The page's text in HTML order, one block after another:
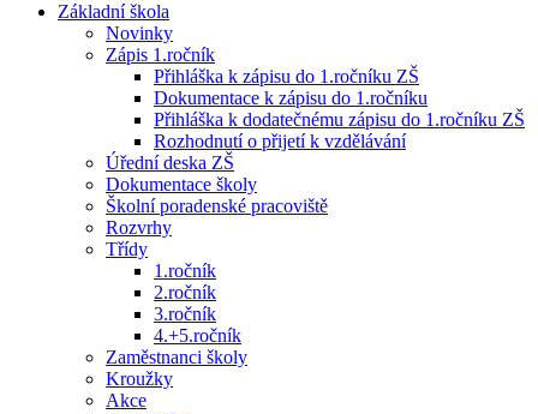
Základní škola
Novinky
Zápis 1.ročník
Přihláška k zápisu do 1.ročníku ZŠ
Dokumentace k zápisu do 1.ročníku
Přihláška k dodatečnému zápisu do 1.ročníku ZŠ
Rozhodnutí o přijetí k vzdělávání
Úřední deska ZŠ
Dokumentace školy
Školní poradenské pracoviště
Rozvrhy
Třídy
1.ročník
2.ročník
3.ročník
4.+5.ročník
Zaměstnanci školy
Kroužky
Akce